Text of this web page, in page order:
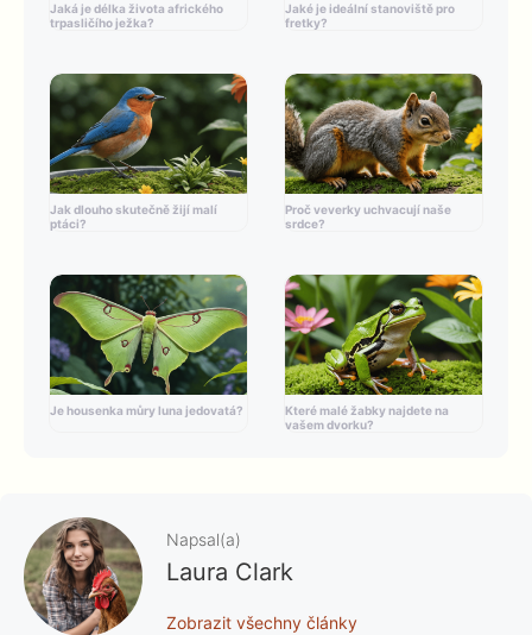
Jaká je délka života afrického
trpasličího ježka?
Jaké je ideální stanoviště pro
fretky?
Jak dlouho skutečně žijí malí
ptáci?
Proč veverky uchvacují naše
srdce?
Je housenka můry luna jedovatá?
Které malé žabky najdete na
vašem dvorku?
Napsal(a)
Laura Clark
Zobrazit všechny články